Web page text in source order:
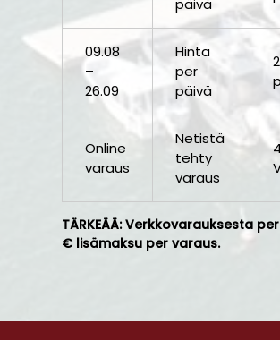
päivä
09.08
–
26.09
Hinta
per
päivä
Online
varaus
Netistä
tehty
varaus
TÄRKEÄÄ: Verkkovarauksesta
€ lisämaksu per varaus.